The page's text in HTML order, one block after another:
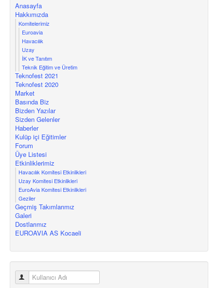
Anasayfa
Hakkımızda
Komitelerimiz
Euroavia
Havacılık
Uzay
İK ve Tanıtım
Teknik Eğitim ve Üretim
Teknofest 2021
Teknofest 2020
Market
Basında Biz
Bizden Yazılar
Sizden Gelenler
Haberler
Kulüp içi Eğitimler
Forum
Üye Listesi
Etkinliklerimiz
Havacılık Komitesi Etkinlikleri
Uzay Komitesi Etkinlikleri
EuroAvia Komitesi Etkinlikleri
Geziler
Geçmiş Takımlarımız
Galeri
Dostlarımız
EUROAVIA AS Kocaeli